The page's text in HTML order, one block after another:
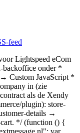
feed
Lightspeed eCom
backoffice onder *
Custom JavaScript *
in (zie
als de Xendy
plugin): store-
details →
*/ (function () {